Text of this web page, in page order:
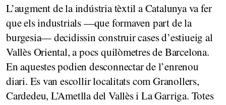
L’augment de la indústria tèxtil a Catalunya va fer
que els industrials —que formaven part de la
burgesia— decidissin construir cases d’estiueig al
Vallès Oriental, a pocs quilòmetres de Barcelona.
En aquestes podien desconnectar de l’enrenou
diari. Es van escollir localitats com Granollers,
Cardedeu, L’Ametlla del Vallès i La Garriga. Totes